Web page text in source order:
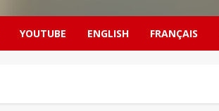
YOUTUBE ENGLISH FRANÇAIS